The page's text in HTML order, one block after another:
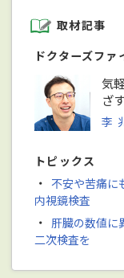
取材記事
ドクターズファ
気
ざ
李
トピックス
・ 不安や苦痛に
内視鏡検査
・ 肝臓の数値に
二次検査を